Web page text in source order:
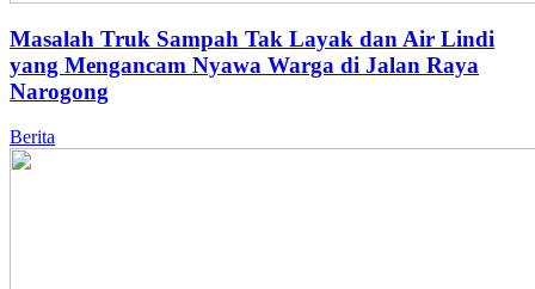
Masalah Truk Sampah Tak Layak dan Air Lindi
yang Mengancam Nyawa Warga di Jalan Raya
Narogong
Berita